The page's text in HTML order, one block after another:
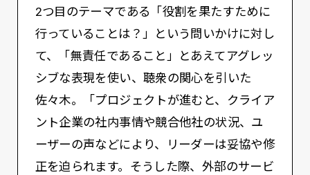
2つ目のテーマである「役割を果たすために
行っていることは？」という問いかけに対し
て、「無責任であること」とあえてアグレッ
シブな表現を使い、聴衆の関心を引いた
佐々木。「プロジェクトが進むと、クライア
ント企業の社内事情や競合他社の状況、ユ
ーザーの声などにより、リーダーは妥協や修
正を迫られます。そうした際、外部のサービ